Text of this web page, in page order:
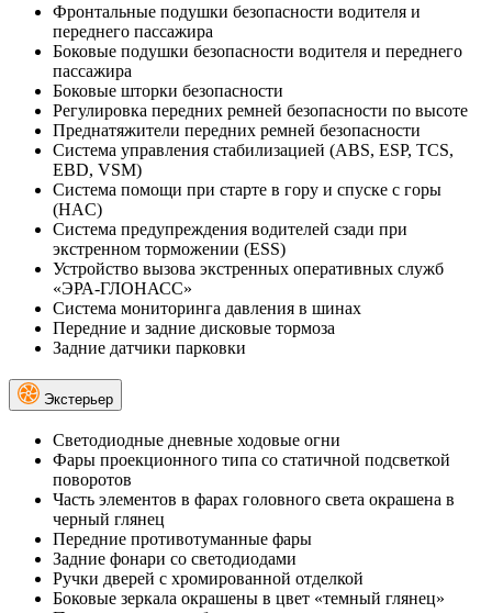
Фронтальные подушки безопасности водителя и
переднего пассажира
Боковые подушки безопасности водителя и переднего
пассажира
Боковые шторки безопасности
Регулировка передних ремней безопасности по высоте
Преднатяжители передних ремней безопасности
Система управления стабилизацией (ABS, ESP, TCS,
EBD, VSM)
Система помощи при старте в гору и спуске с горы
(HAC)
Система предупреждения водителей сзади при
экстренном торможении (ESS)
Устройство вызова экстренных оперативных служб
«ЭРА-ГЛОНАСС»
Система мониторинга давления в шинах
Передние и задние дисковые тормоза
Задние датчики парковки
Экстерьер
Светодиодные дневные ходовые огни
Фары проекционного типа со статичной подсветкой
поворотов
Часть элементов в фарах головного света окрашена в
черный глянец
Передние противотуманные фары
Задние фонари со светодиодами
Ручки дверей с хромированной отделкой
Боковые зеркала окрашены в цвет «темный глянец»